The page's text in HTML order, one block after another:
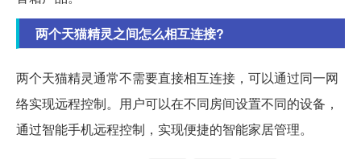
两个天猫精灵之间怎么相互连接?
两个天猫精灵通常不需要直接相互连接，可以通过同一网
络实现远程控制。用户可以在不同房间设置不同的设备，
通过智能手机远程控制，实现便捷的智能家居管理。